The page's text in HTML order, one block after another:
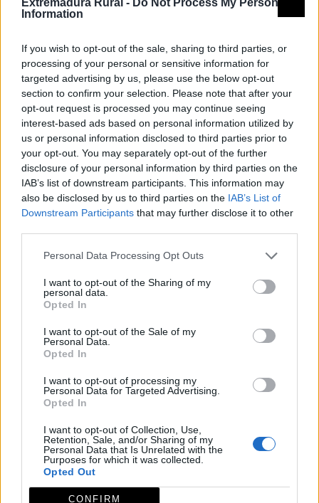
Information
If you wish to opt-out of the sale, sharing to third parties, or
processing of your personal or sensitive information for
targeted advertising by us, please use the below opt-out
section to confirm your selection. Please note that after your
opt-out request is processed you may continue seeing
interest-based ads based on personal information utilized by
us or personal information disclosed to third parties prior to
your opt-out. You may separately opt-out of the further
disclosure of your personal information by third parties on the
IAB’s list of downstream participants. This information may
also be disclosed by us to third parties on the IAB’s List of
Downstream Participants that may further disclose it to other
Personal Data Processing Opt Outs
I want to opt-out of the Sharing of my
personal data.
Opted In
I want to opt-out of the Sale of my
Personal Data.
Opted In
I want to opt-out of processing my
Personal Data for Targeted Advertising.
Opted In
I want to opt-out of Collection, Use,
Retention, Sale, and/or Sharing of my
Personal Data that Is Unrelated with the
Purposes for which it was collected.
Opted Out
CONFIRM
Desplazamiento
Esfuerzo
Descripción
Este sendero de recorrido lineal-circular tiene su inicio
junto a la carretera de circunvalación de Cilleros, a
unos 50 metros pasados el tanatorio en dirección a
Valverde del Fresno. Recorre las faldas de la Sierra de
Santa Olalla, por sus característicos berrocales
Desde aquí realizaremos un recorrido circular hacia la
Charca del Chica y el entorno del Santuario de
Nuestra Señora de Navelonga para posteriormente
que atraviesa las faldas de la sierra de Santa Olalla.
El conjunto de la Sierra de Santa Olalla es el espolón
más meridional de Sierra de Gata, visualmente muy
perceptible. La encina y el alcornoque son
solana se enriquece con almez y cornicabra, entre
otras especies. La buena cobertura arbolada resulta
de gran interés para especies forestales, destacando
la presencia de rapaces forestales como águila